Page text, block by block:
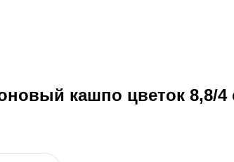
кашпо цветок 8,8/4